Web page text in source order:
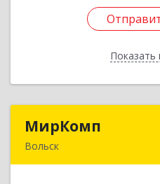
Показать
МирКомп
Вольск